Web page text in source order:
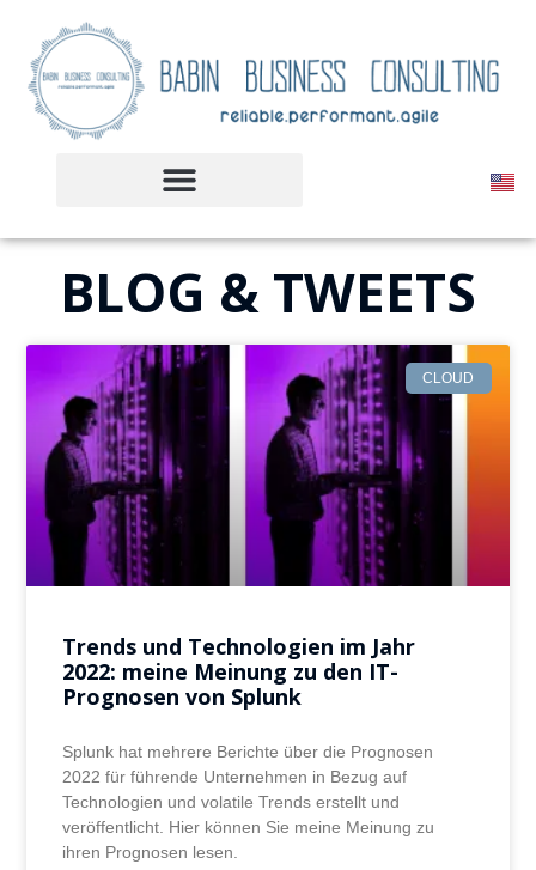
BLOG & TWEETS
CLOUD
Trends und Technologien im Jahr
2022: meine Meinung zu den IT-
Prognosen von Splunk
Splunk hat mehrere Berichte über die Prognosen
2022 für führende Unternehmen in Bezug auf
Technologien und volatile Trends erstellt und
veröffentlicht. Hier können Sie meine Meinung zu
ihren Prognosen lesen.